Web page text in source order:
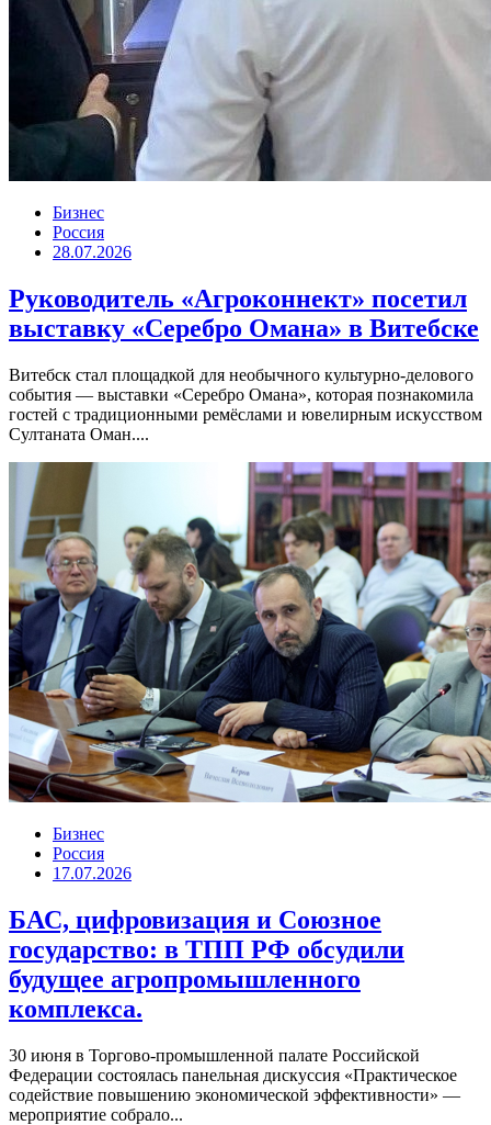
Бизнес
Россия
28.07.2026
Руководитель «Агроконнект» посетил
выставку «Серебро Омана» в Витебске
Витебск стал площадкой для необычного культурно-делового
события — выставки «Серебро Омана», которая познакомила
гостей с традиционными ремёслами и ювелирным искусством
Султаната Оман....
Бизнес
Россия
17.07.2026
БАС, цифровизация и Союзное
государство: в ТПП РФ обсудили
будущее агропромышленного
комплекса.
30 июня в Торгово-промышленной палате Российской
Федерации состоялась панельная дискуссия «Практическое
содействие повышению экономической эффективности» —
мероприятие собрало...